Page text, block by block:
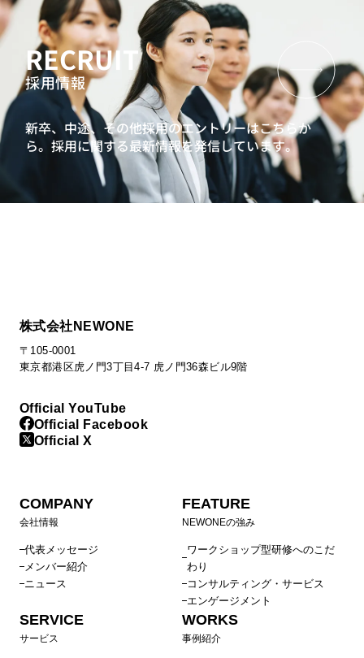
RECRUIT
採用情報
新卒、中途、その他採用のエントリーはこちらか
ら。採用に関する最新情報を発信しています。
株式会社NEWONE
〒105-0001
東京都港区虎ノ門3丁目4-7 虎ノ門36森ビル9階
Official YouTube
Official Facebook
Official X
COMPANY
会社情報
代表メッセージ
メンバー紹介
ニュース
FEATURE
NEWONEの強み
ワークショップ型研修へのこだ
わり
コンサルティング・サービス
エンゲージメント
SERVICE
サービス
WORKS
事例紹介